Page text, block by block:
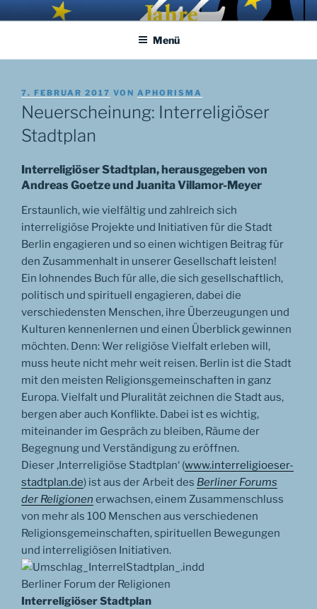
InhaltAPHORISMA.EU
… links und rechts von Jerusalem …
Menü
VERÖFFENTLICHT
AM
7. FEBRUAR 2017 VON APHORISMA
Neuerscheinung: Interreligiöser
Stadtplan
Interreligiöser Stadtplan, herausgegeben von
Andreas Goetze und Juanita Villamor-Meyer
Erstaunlich, wie vielfältig und zahlreich sich
interreligiöse Projekte und Initiativen für die Stadt
Berlin engagieren und so einen wichtigen Beitrag für
den Zusammenhalt in unserer Gesellschaft leisten!
Ein lohnendes Buch für alle, die sich gesellschaftlich,
politisch und spirituell engagieren, dabei die
verschiedensten Menschen, ihre Überzeugungen und
Kulturen kennenlernen und einen Überblick gewinnen
möchten. Denn: Wer religiöse Vielfalt erleben will,
muss heute nicht mehr weit reisen. Berlin ist die Stadt
mit den meisten Religionsgemeinschaften in ganz
Europa. Vielfalt und Pluralität zeichnen die Stadt aus,
bergen aber auch Konflikte. Dabei ist es wichtig,
miteinander im Gespräch zu bleiben, Räume der
Begegnung und Verständigung zu eröffnen.
Dieser ‚Interreligiöse Stadtplan‘ (www.interreligioeser-
stadtplan.de) ist aus der Arbeit des Berliner Forums
der Religionen erwachsen, einem Zusammenschluss
von mehr als 100 Menschen aus verschiedenen
Religionsgemeinschaften, spirituellen Bewegungen
und interreligiösen Initiativen.
Berliner Forum der Religionen
Interreligiöser Stadtplan